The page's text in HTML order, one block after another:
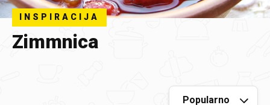
INSPIRACIJA
Zimmnica